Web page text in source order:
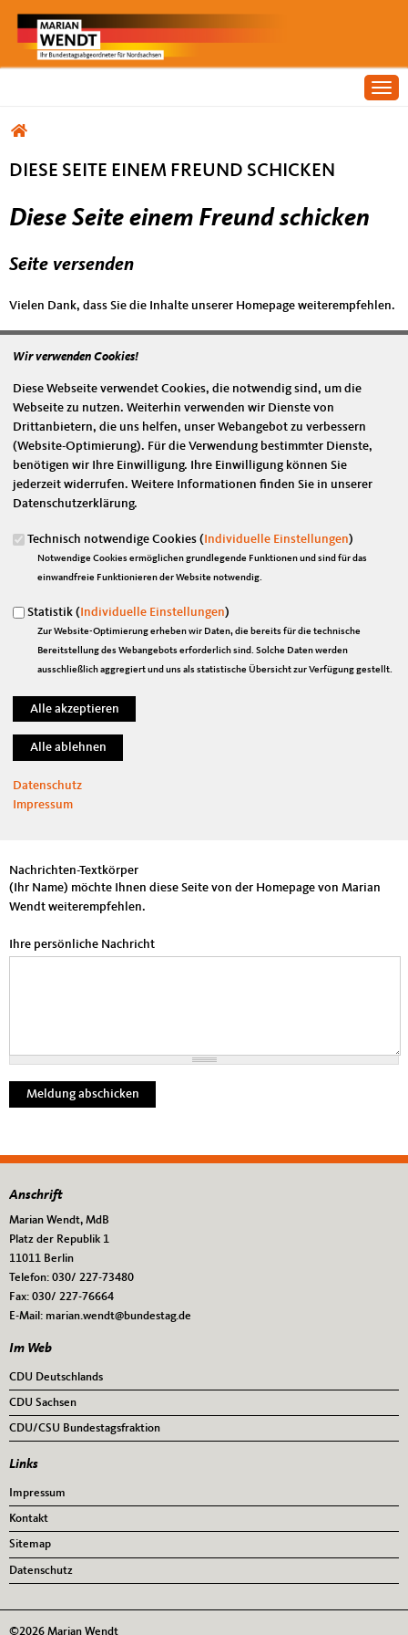
Sie sind hier
DIESE SEITE EINEM FREUND SCHICKEN
Diese Seite einem Freund schicken
Seite versenden
Vielen Dank, dass Sie die Inhalte unserer Homepage weiterempfehlen.
Anmerkung: Ihre E-Mail-Adresse wird benötigt um die Personen, denen
Sie die Seite weiterempfehlen, zu informieren, von wem die
Das mit * gekennzeichnete Feld ist ein Pflichtfeld.
Eigene E-Mail-Adresse*
Eigener Name*
Senden an*
Sie können mehrere Empfänger mit Komma getrennt eingeben.
Sie leiten den folgenden Inhalt weiter
Pauschale Bauern-Beschimpfung hilft dem Klima nicht
(Ihr Name) möchte Ihnen eine Seite von https://www.marian-
Nachrichten-Textkörper
(Ihr Name) möchte Ihnen diese Seite von der Homepage von Marian
Wendt weiterempfehlen.
Ihre persönliche Nachricht
Fußbereich
Anschrift
Marian Wendt, MdB
Platz der Republik 1
11011 Berlin
Telefon: 030/ 227-73480
Fax: 030/ 227-76664
E-Mail: marian.wendt@bundestag.de
Im Web
CDU Deutschlands
CDU Sachsen
CDU/CSU Bundestagsfraktion
Links
Impressum
Kontakt
Sitemap
Datenschutz
©2026 Marian Wendt
Wir verwenden Cookies!
Diese Webseite verwendet Cookies, die notwendig sind, um die
Webseite zu nutzen. Weiterhin verwenden wir Dienste von
Drittanbietern, die uns helfen, unser Webangebot zu verbessern
(Website-Optimierung). Für die Verwendung bestimmter Dienste,
benötigen wir Ihre Einwilligung. Ihre Einwilligung können Sie
jederzeit widerrufen. Weitere Informationen finden Sie in unserer
Datenschutzerklärung.
Technisch notwendige Cookies (Individuelle Einstellungen)
Notwendige Cookies ermöglichen grundlegende Funktionen und sind für das
einwandfreie Funktionieren der Website notwendig.
Statistik ( Individuelle Einstellungen)
Zur Website-Optimierung erheben wir Daten, die bereits für die technische
Bereitstellung des Webangebots erforderlich sind. Solche Daten werden
ausschließlich aggregiert und uns als statistische Übersicht zur Verfügung gestellt.
Datenschutz
Impressum